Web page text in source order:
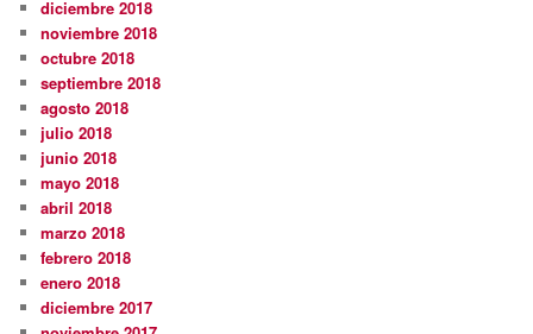
diciembre 2018
noviembre 2018
octubre 2018
septiembre 2018
agosto 2018
julio 2018
junio 2018
mayo 2018
abril 2018
marzo 2018
febrero 2018
enero 2018
diciembre 2017